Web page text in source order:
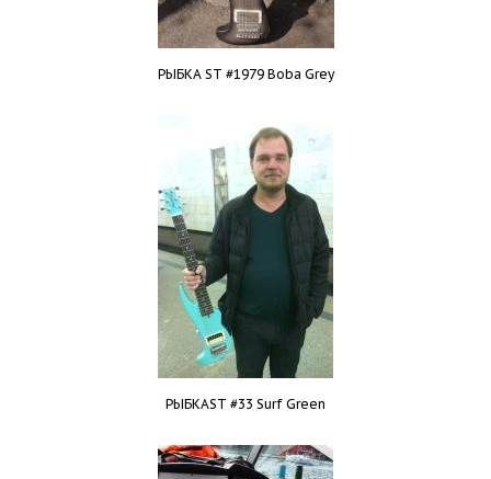
РЫБКА ST #1979 Boba Grey
РЫБКАST #33 Surf Green